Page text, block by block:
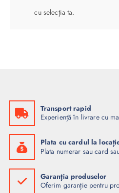
cu selecția ta.
Transport rapid
Experiență în livrare cu
Plata cu cardul la
Plata numerar sau card
Garanția produselor
Oferim garanție pentru